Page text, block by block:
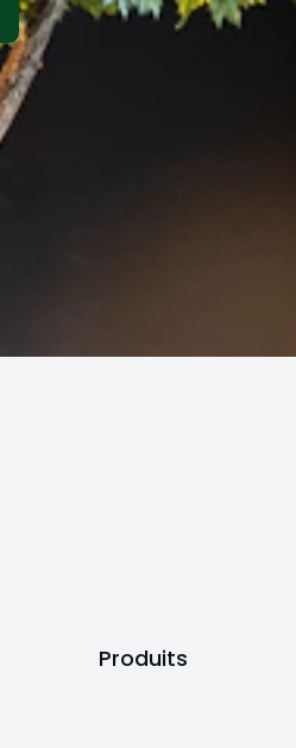
Produits